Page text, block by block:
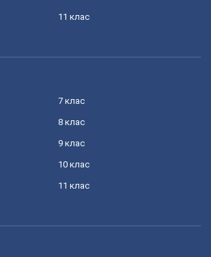
11 клас
7 клас
8 клас
9 клас
10 клас
11 клас